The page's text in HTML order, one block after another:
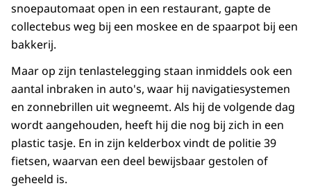
snoepautomaat open in een restaurant, gapte de
collectebus weg bij een moskee en de spaarpot bij een
bakkerij.
Maar op zijn tenlastelegging staan inmiddels ook een
aantal inbraken in auto's, waar hij navigatiesystemen
en zonnebrillen uit wegneemt. Als hij de volgende dag
wordt aangehouden, heeft hij die nog bij zich in een
plastic tasje. En in zijn kelderbox vindt de politie 39
fietsen, waarvan een deel bewijsbaar gestolen of
geheeld is.